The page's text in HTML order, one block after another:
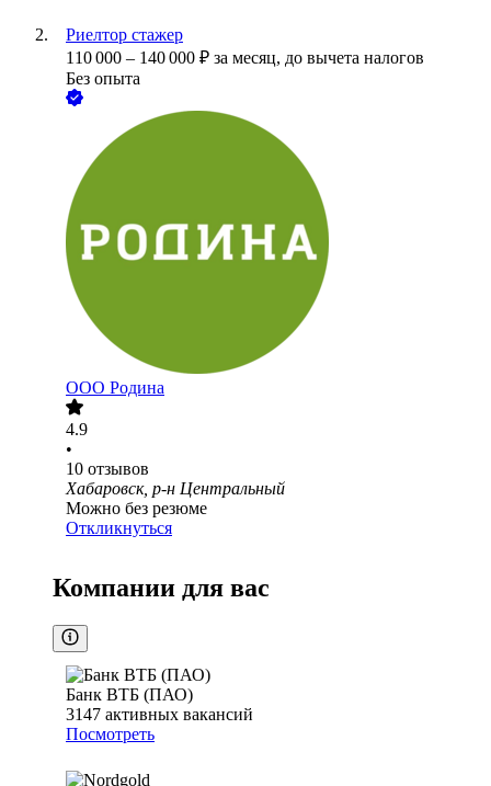
Риелтор стажер
110 000 – 140 000 ₽ за месяц, до вычета налогов
Без опыта
ООО Родина
4.9
•
10 отзывов
Хабаровск, р-н Центральный
Можно без резюме
Откликнуться
Компании для вас
Банк ВТБ (ПАО)
3147 активных вакансий
Посмотреть